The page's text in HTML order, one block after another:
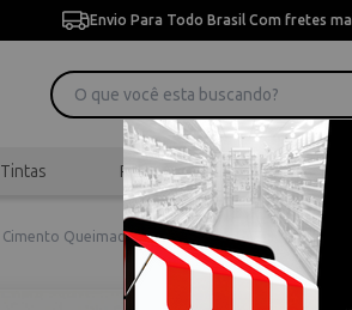
Envio Para Todo Brasil Com fretes
Tintas Pincéis Desenho
Cimento Queimado > Kit Tempera Guache 06